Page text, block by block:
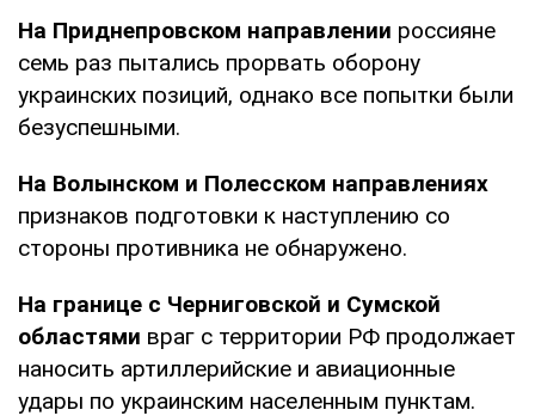
На Приднепровском направлении россияне
семь раз пытались прорвать оборону
украинских позиций, однако все попытки были
безуспешными.
На Волынском и Полесском направлениях
признаков подготовки к наступлению со
стороны противника не обнаружено.
На границе с Черниговской и Сумской
областями враг с территории РФ продолжает
наносить артиллерийские и авиационные
удары по украинским населенным пунктам.